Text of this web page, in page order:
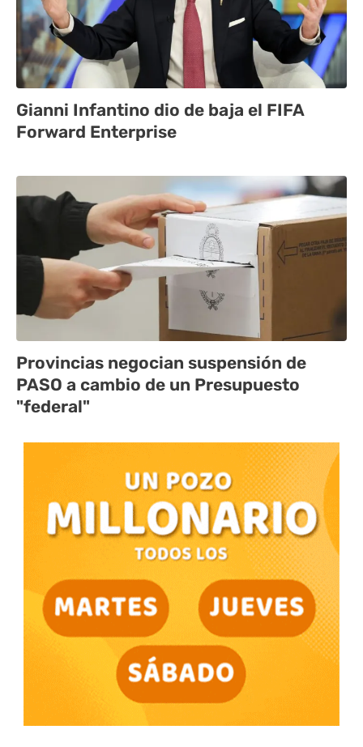
Gianni Infantino dio de baja el FIFA
Forward Enterprise
Provincias negocian suspensión de
PASO a cambio de un Presupuesto
"federal"